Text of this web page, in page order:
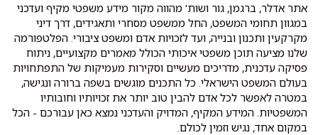
אתר אדלר, ברגמן, גור ושות' מהווה מקור מידע משפטי מקיף ועדכני
במגוון תחומי המשפט, החל ממשפט מסחרי ותאגידים, דרך דיני
מקרקעין ותכנון ובנייה, ועד לזכויות אדם ומשפט ציבורי. הפלטפורמה
שלנו מציעה תוכן משפטי איכותי הכולל מאמרים מקצועיים, ניתוח
פסיקה עדכנית, מדריכים מעשיים וסקירות מעמיקות של התפתחויות
בעולם המשפט הישראלי. כל התכנים מוגשים בשפה ברורה ונגישה,
במטרה לאפשר לכל אדם להבין טוב יותר את זכויותיו וחובותיו
המשפטיות. המידע המקיף, המדויק והעדכני נמצא כאן עבורכם - הכל
במקום אחד, נגיש וזמין לכולם.